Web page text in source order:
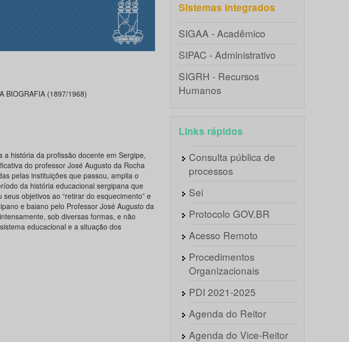
BIOGRAFIA (1897/1968)
história da profissão docente em Sergipe,
do professor José Augusto da Rocha
pelas instituições que passou, amplia o
da história educacional sergipana que
objetivos ao “retirar do esquecimento” e
e baiano pelo Professor José Augusto da
sob diversas formas, e não
educacional e a situação dos
Sistemas integrados
SIGAA - Acadêmico
SIPAC - Administrativo
SIGRH - Recursos
Humanos
Links rápidos
Consulta pública de
processos
Sei
Protocolo GOV.BR
Acesso Remoto
Procedimentos
Organizacionais
PDI 2021-2025
Agenda do Reitor
Agenda do Vice-Reitor